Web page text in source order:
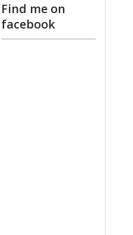
Find me on
facebook